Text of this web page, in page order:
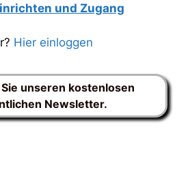
und Zugang
Hier einloggen
unseren kostenlosen
Newsletter.